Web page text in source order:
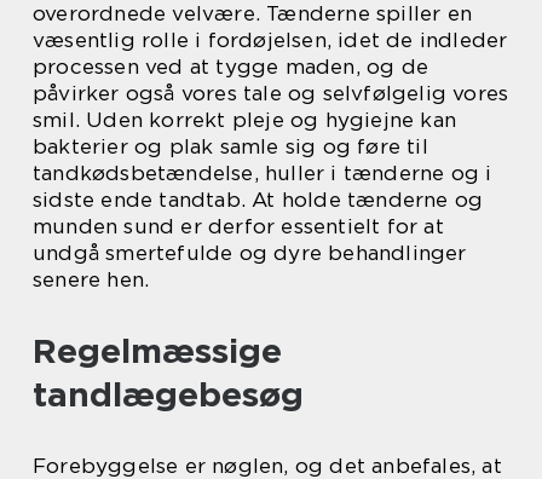
overordnede velvære. Tænderne spiller en
væsentlig rolle i fordøjelsen, idet de indleder
processen ved at tygge maden, og de
påvirker også vores tale og selvfølgelig vores
smil. Uden korrekt pleje og hygiejne kan
bakterier og plak samle sig og føre til
tandkødsbetændelse, huller i tænderne og i
sidste ende tandtab. At holde tænderne og
munden sund er derfor essentielt for at
undgå smertefulde og dyre behandlinger
senere hen.
Regelmæssige
tandlægebesøg
Forebyggelse er nøglen, og det anbefales, at